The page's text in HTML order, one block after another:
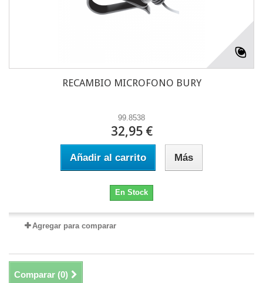
RECAMBIO MICROFONO BURY
99.8538
32,95 €
Añadir al carrito Más
En Stock
Agregar para comparar
Comparar (0)